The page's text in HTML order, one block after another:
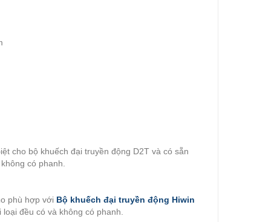
cho bộ khuếch đại truyền động D2T và có sẵn
có phanh.
phù hợp với Bộ khuếch đại truyền động Hiwin
đều có và không có phanh.